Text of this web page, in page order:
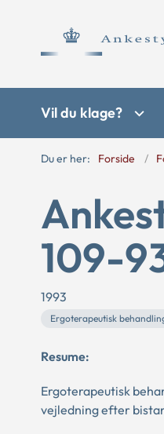
Vil du klage?
Du er her: Forside
109-
1993
Ergoterapeutisk
Resume:
Ergoterapeutisk
vejledning efter